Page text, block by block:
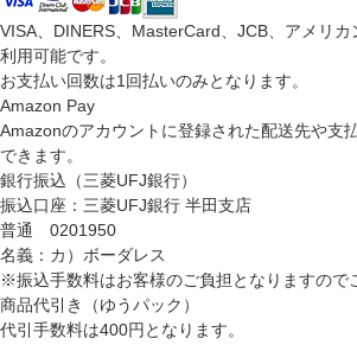
VISA、DINERS、MasterCard、JCB、アメリ
利用可能です。
お支払い回数は1回払いのみとなります。
Amazon Pay
Amazonのアカウントに登録された配送先や支
できます。
銀行振込（三菱UFJ銀行）
振込口座：三菱UFJ銀行 半田支店
普通 0201950
名義：カ）ボーダレス
※振込手数料はお客様のご負担となりますので
商品代引き（ゆうパック）
代引手数料は400円となります。